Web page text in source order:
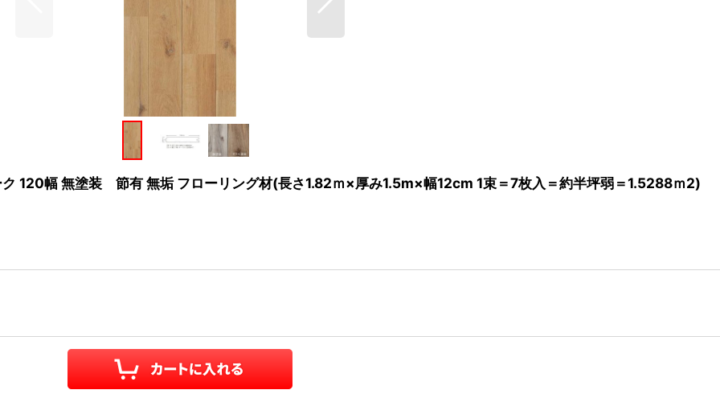
120幅 無塗装 節有 無垢 フローリング材(長さ1.82ｍ×厚み1.5m×幅12cm 1束＝7枚入＝約半坪弱＝1.5288ｍ2)